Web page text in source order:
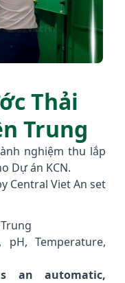
Thải
Trung
nghiệm thu lắp
Dự án KCN.
Central Viet An set
Temperature,
an automatic,